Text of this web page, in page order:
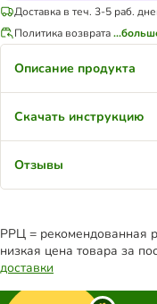
Доставка в теч. 3-5 раб.
Политика возврата
Описание продукта
Скачать инструкцию
Отзывы
РРЦ = рекомендованная
низкая цена товара за
доставки